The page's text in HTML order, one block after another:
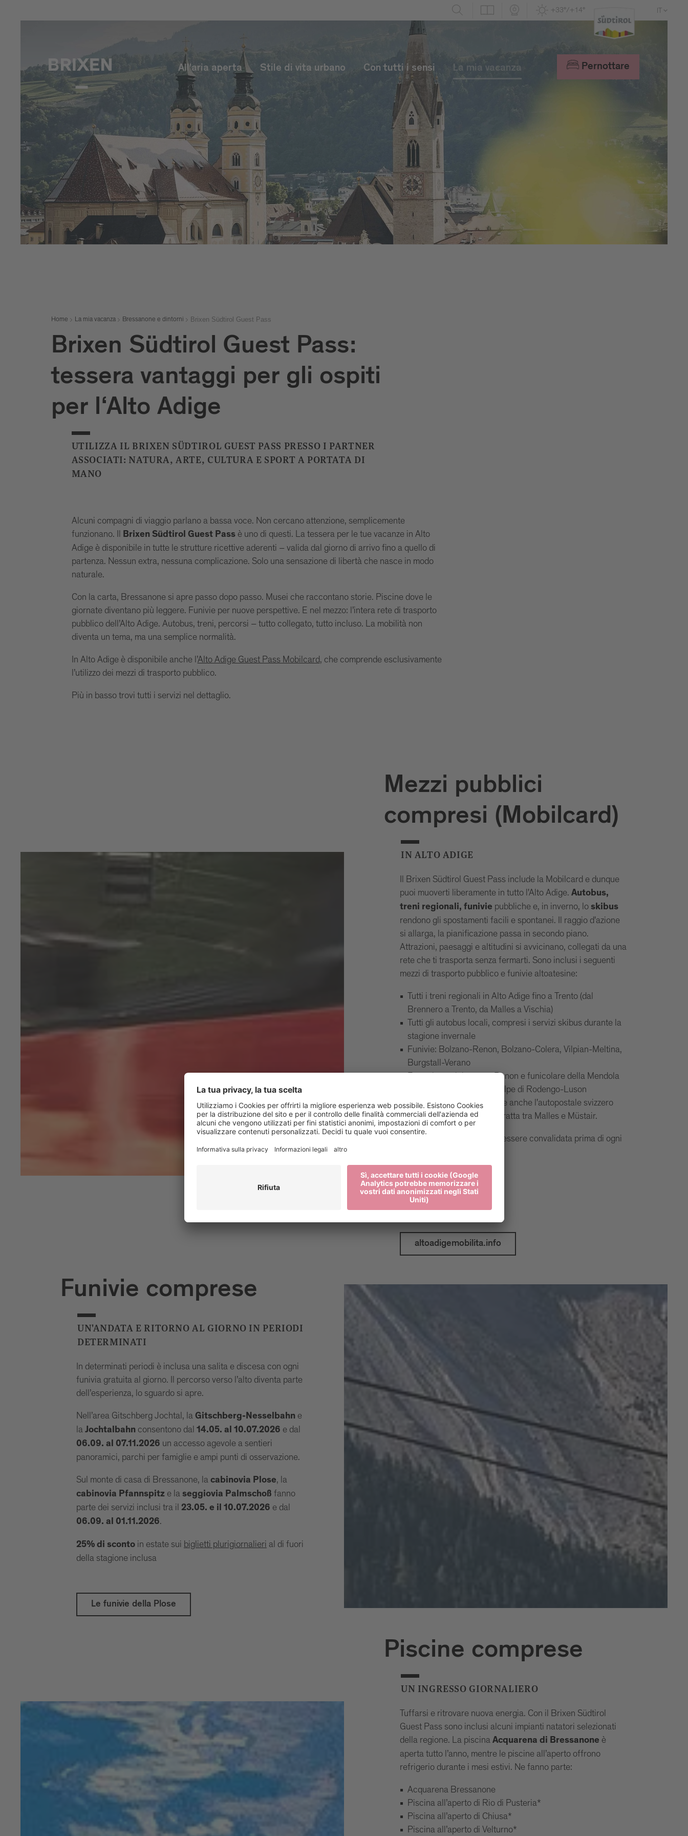
+33°/+14° IT
All'aria aperta Stile di vita urbano Con tutti i sensi La mia vacanza Pernottare
Home La mia vacanza Bressanone e dintorni Brixen Südtirol Guest Pass
Brixen Südtirol Guest Pass:
tessera vantaggi per gli ospiti
per l‘Alto Adige
UTILIZZA IL BRIXEN SÜDTIROL GUEST PASS PRESSO I PARTNER
ASSOCIATI: NATURA, ARTE, CULTURA E SPORT A PORTATA DI
MANO
Alcuni compagni di viaggio parlano a bassa voce. Non cercano attenzione, semplicemente
funzionano. Il Brixen Südtirol Guest Passè uno di questi. La tessera per le tue vacanze in Alto
Adige è disponibile in tutte le strutture ricettive aderenti – valida dal giorno di arrivo fino a quello di
partenza. Nessun extra, nessuna complicazione. Solo una sensazione di libertà che nasce in modo
naturale.
Con la carta, Bressanone si apre passo dopo passo. Musei che raccontano storie. Piscine dove le
giornate diventano più leggere. Funivie per nuove perspettive. E nel mezzo: l’intera rete di trasporto
pubblico dell’Alto Adige. Autobus, treni, percorsi – tutto collegato, tutto incluso. La mobilità non
diventa un tema, ma una semplice normalità.
In Alto Adige è disponibile anche l’Alto Adige Guest Pass Mobilcard, che comprende esclusivamente
l’utilizzo dei mezzi di trasporto pubblico.
Più in basso trovi tutti i servizi nel dettaglio.
Mezzi pubblici
compresi (Mobilcard)
IN ALTO ADIGE
Il Brixen Südtirol Guest Pass include la Mobilcard e dunque
puoi muoverti liberamente in tutto l'Alto Adige. Autobus,
treni regionali, funivie pubbliche e, in inverno, lo skibus
rendono gli spostamenti facili e spontanei. Il raggio d'azione
si allarga, la pianificazione passa in secondo piano.
Attrazioni, paesaggi e altitudini si avvicinano, collegati da una
rete che ti trasporta senza fermarti. Sono inclusi i seguenti
mezzi di trasporto pubblico e funivie altoatesine:
Tutti i treni regionali in Alto Adige fino a Trento (dal
Brennero a Trento, da Malles a Vischia)
Tutti gli autobus locali, compresi i servizi skibus durante la
stagione invernale
Funivie: Bolzano-Renon, Bolzano-Colera, Vilpian-Meltina,
Burgstall-Verano
Ferrovie storiche: tram Renon e funicolare della Mendola
L'Almbus linea 415 per l'Alpe di Rodengo-Luson
è inoltre possibile utilizzare anche l'autopostale svizzero
(PostAuto Schweiz) sulla tratta tra Malles e Müstair.
Importante: la tessera deve essere convalidata prima di ogni
Pianifica i tuoi viaggi su:
altoadigemobilita.info
Funivie comprese
UN'ANDATA E RITORNO AL GIORNO IN PERIODI
DETERMINATI
In determinati periodi è inclusa una salita e discesa con ogni
funivia gratuita al giorno. Il percorso verso l’alto diventa parte
dell’esperienza, lo sguardo si apre.
Nell’area Gitschberg Jochtal, la Gitschberg-Nesselbahn e
la Jochtalbahn consentono dal 14.05. al 10.07.2026 e dal
06.09. al 07.11.2026 un accesso agevole a sentieri
panoramici, parchi per famiglie e ampi punti di osservazione.
Sul monte di casa di Bressanone, la cabinovia Plose, la
cabinovia Pfannspitz e la seggiovia Palmschoß fanno
parte dei servizi inclusi tra il 23.05. e il 10.07.2026 e dal
06.09. al 01.11.2026.
25% di sconto in estate sui biglietti plurigiornalieri al di fuori
della stagione inclusa
Le funivie della Plose
Piscine comprese
UN INGRESSO GIORNALIERO
Tuffarsi e ritrovare nuova energia. Con il Brixen Südtirol
Guest Pass sono inclusi alcuni impianti natatori selezionati
della regione. La piscina Acquarena di Bressanone è
aperta tutto l’anno, mentre le piscine all’aperto offrono
refrigerio durante i mesi estivi. Ne fanno parte:
Acquarena Bressanone
Piscina all’aperto di Rio di Pusteria*
Piscina all’aperto di Chiusa*
Piscina all’aperto di Velturno*